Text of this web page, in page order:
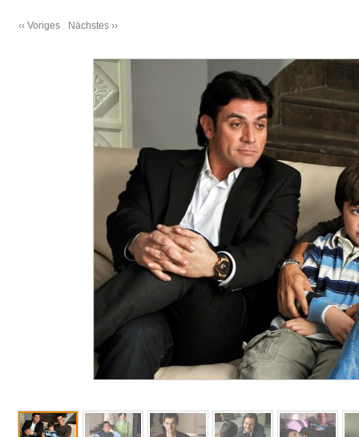
‹‹ Voriges Nächstes ››